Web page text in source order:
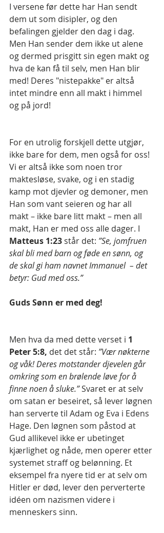
I versene før dette har Han sendt
dem ut som disipler, og den
befalingen gjelder den dag i dag.
Men Han sender dem ikke ut alene
og dermed prisgitt sin egen makt og
hva de kan få til selv, men Han blir
med! Deres "nistepakke" er altså
intet mindre enn all makt i himmel
og på jord!
For en utrolig forskjell dette utgjør,
ikke bare for dem, men også for oss!
Vi er altså ikke som noen tror
maktesløse, svake, og i en stadig
kamp mot djevler og demoner, men
Han som vant seieren og har all
makt – ikke bare litt makt – men all
makt, Han er med oss alle dager. I
Matteus 1:23 står det: ”Se, jomfruen
skal bli med barn og føde en sønn, og
de skal gi ham navnet Immanuel  – det
betyr: Gud med oss.”
Guds Sønn er med deg!
Men hva da med dette verset i 1
Peter 5:8, det det står: ”Vær nøkterne
og våk! Deres motstander djevelen går
omkring som en brølende løve for å
finne noen å sluke.” Svaret er at selv
om satan er beseiret, så lever løgnen
han serverte til Adam og Eva i Edens
Hage. Den løgnen som påstod at
Gud allikevel ikke er ubetinget
kjærlighet og nåde, men operer etter
systemet straff og belønning. Et
eksempel fra nyere tid er at selv om
Hitler er død, lever den perverterte
idéen om nazismen videre i
menneskers sinn.